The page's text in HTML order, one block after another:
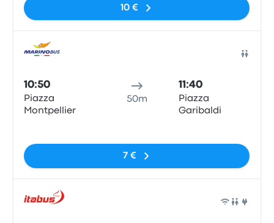
10 €
10:50
Piazza
Montpellier
50m
11:40
Piazza
Garibaldi
7 €